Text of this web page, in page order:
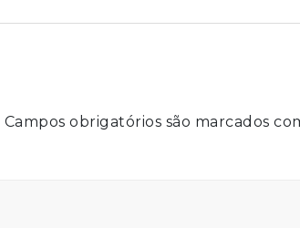
Campos obrigatórios são marcados